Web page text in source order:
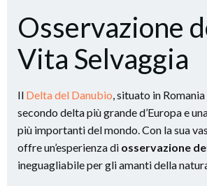
Osservazione
Vita Selvaggia
Il Delta del Danubio, situato in
secondo delta più grande d’Europa e
più importanti del mondo. Con la sua
offre un’esperienza di osservazione
ineguagliabile per gli amanti della